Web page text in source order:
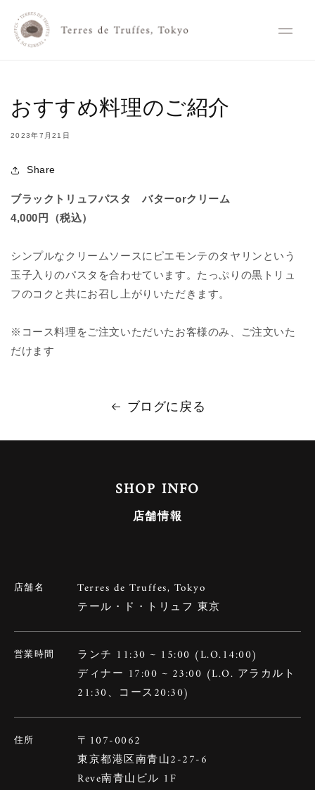
ンツに
進む
おすすめ料理のご紹介
2023年7月21日
Share
ブラックトリュフパスタ バターorクリーム
4,000円（税込）
シンプルなクリームソースにピエモンテのタヤリンという
玉子入りのパスタを合わせています。たっぷりの黒トリュ
フのコクと共にお召し上がりいただきます。
※コース料理をご注文いただいたお客様のみ、ご注文いた
だけます
ブログに戻る
SHOP INFO
店舗情報
店舗名
Terres de Truffes, Tokyo
テール・ド・トリュフ 東京
営業時間
ランチ 11:30 ~ 15:00 (L.O.14:00)
ディナー 17:00 ~ 23:00 (L.O. アラカルト
21:30、コース20:30)
住所
〒107-0062
東京都港区南青山2-27-6
Reve南青山ビル 1F